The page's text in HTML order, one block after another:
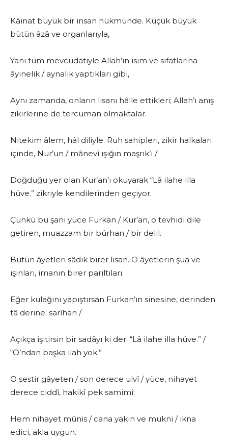
Kâinat büyük bir insan hükmünde. Küçük büyük
bütün âzâ ve organlarıyla,
Yani tüm mevcudatiyle Allah’ın isim ve sıfatlarına
âyinelik / aynalık yaptıkları gibi,
Aynı zamanda, onların lisanı hâlle ettikleri; Allah’ı anış
zikirlerine de tercüman olmaktalar.
Nitekim âlem, hâl diliyle. Ruh sahipleri, zikir halkaları
içinde, Nur’un / mânevî ışığın maşrık’ı /
Doğduğu yer olan Kur’an’ı okuyarak “Lâ ilahe illa
hüve.” zikriyle kendilerinden geçiyor.
Çünkü bu şanı yüce Furkan / Kur’an, o tevhidi dile
getiren, muazzam bir bürhan / bir delil.
Bütün âyetleri sâdık birer lisan. O âyetlerin şua ve
ışınları, imanın birer parıltıları.
Eğer kulağını yapıştırsan Furkan’ın sinesine, derinden
tâ derine; sarîhan /
Açıkça işitirsin bir sadâyı ki der: “Lâ ilahe illa hüve.” /
“O’ndan başka ilah yok.”
O sestir gâyeten / son derece ulvî / yüce, nihayet
derece ciddî, hakikî pek samimî;
Hem nihayet mûnis / cana yakın ve mukni / ikna
edici, akla uygun.